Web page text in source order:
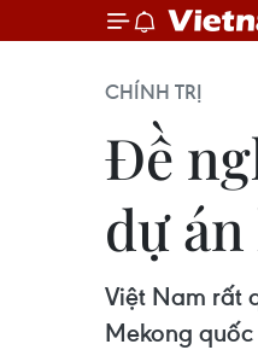
CHÍNH TRỊ
Đề
dự
Việt Nam rất
Mekong